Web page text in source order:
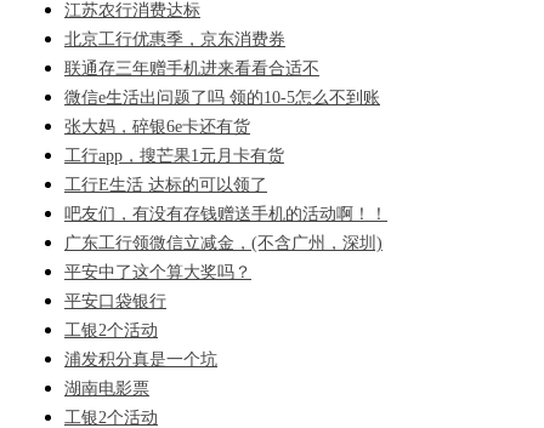
江苏农行消费达标
北京工行优惠季，京东消费券
联通存三年赠手机进来看看合适不
微信e生活出问题了吗 领的10-5怎么不到账
张大妈，碎银6e卡还有货
工行app，搜芒果1元月卡有货
工行E生活 达标的可以领了
吧友们，有没有存钱赠送手机的活动啊！！
广东工行领微信立减金，(不含广州，深圳)
平安中了这个算大奖吗？
平安口袋银行
工银2个活动
浦发积分真是一个坑
湖南电影票
工银2个活动